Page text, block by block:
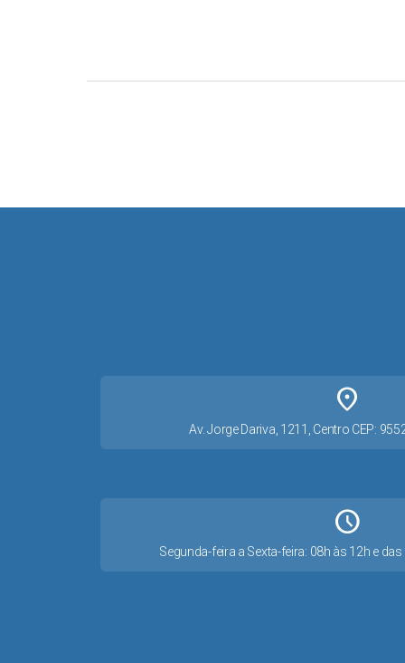
place
Av. Jorge Dariva, 1211, Centro CEP:
Schedule
Segunda-feira a Sexta-feira: 08h às 12h e